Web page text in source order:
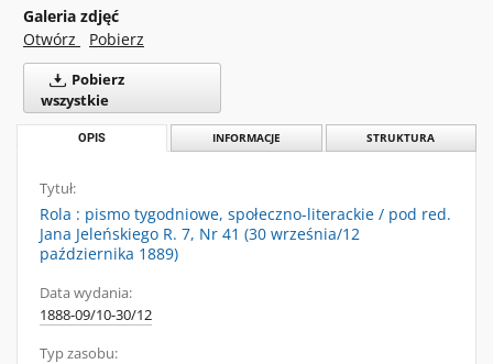
Galeria zdjęć
Otwórz
Pobierz
Pobierz
wszystkie
OPIS INFORMACJE STRUKTURA
Tytuł:
Rola : pismo tygodniowe, społeczno-literackie / pod red.
Jana Jeleńskiego R. 7, Nr 41 (30 września/12
października 1889)
Data wydania:
1888-09/10-30/12
Typ zasobu: